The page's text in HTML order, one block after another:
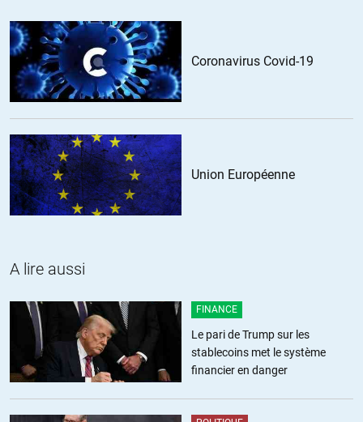
Coronavirus Covid-19
Union Européenne
A lire aussi
FINANCE
Le pari de Trump sur les
stablecoins met le système
financier en danger